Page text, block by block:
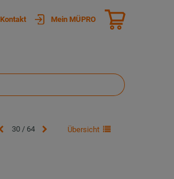
Kontakt Mein MÜPRO
30 / 64 Übersicht